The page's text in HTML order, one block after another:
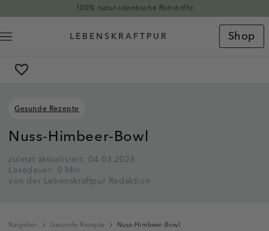
100% natur-identische Rohstoffe
Shop
Gesunde Rezepte
Nuss-Himbeer-Bowl
zuletzt aktualisiert: 04.03.2026
Lesedauer: 0 Min
von der Lebenskraftpur Redaktion
Ratgeber Gesunde Rezepte Nuss-Himbeer-Bowl